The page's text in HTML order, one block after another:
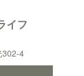
イフ
302-4